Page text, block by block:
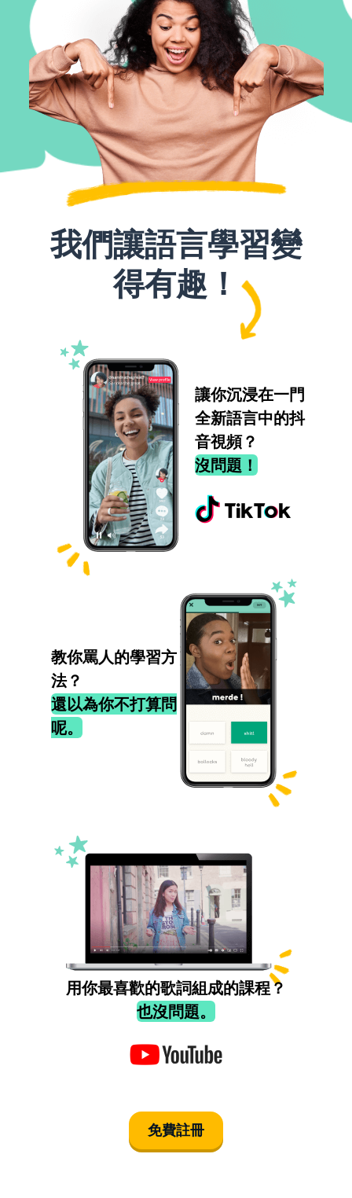
我們讓語言學習變
得有趣！
讓你沉浸在一門
全新語言中的抖
音視頻？
沒問題！
教你罵人的學習方
法？
還以為你不打算問
呢。
用你最喜歡的歌詞組成的課程？
也沒問題。
免費註冊